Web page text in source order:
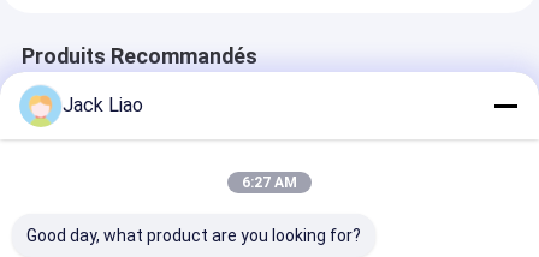
Produits Recommandés
Jack Liao
6:27 AM
Good day, what product are you looking for?